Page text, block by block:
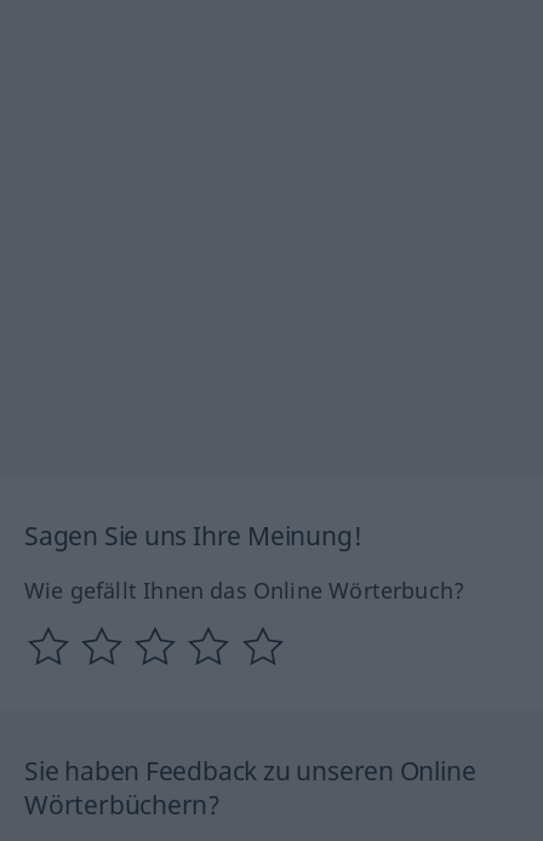
Sagen Sie uns Ihre Meinung!
Wie gefällt Ihnen das Online Wörterbuch?
Sie haben Feedback zu unseren Online
Wörterbüchern?